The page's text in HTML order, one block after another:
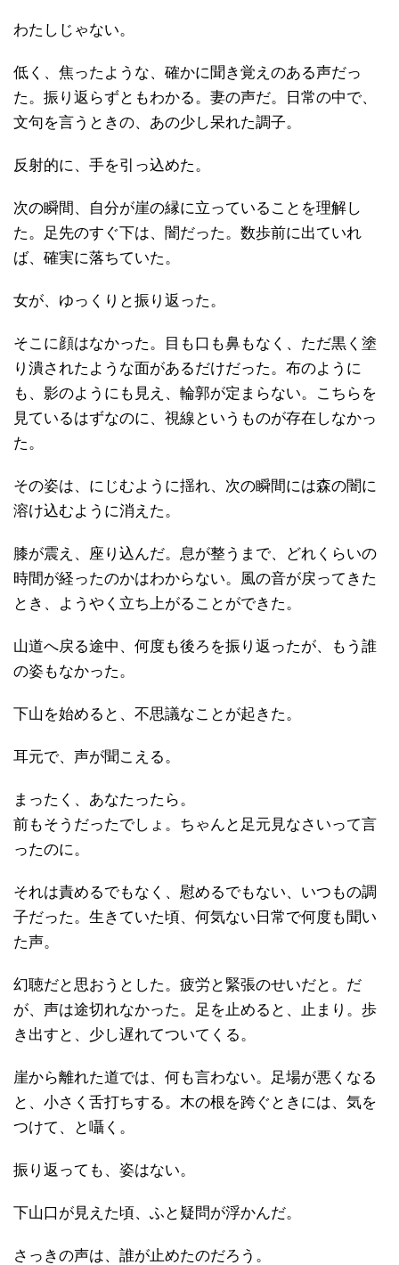
わたしじゃない。
低く、焦ったような、確かに聞き覚えのある声だっ
た。振り返らずともわかる。妻の声だ。日常の中で、
文句を言うときの、あの少し呆れた調子。
反射的に、手を引っ込めた。
次の瞬間、自分が崖の縁に立っていることを理解し
た。足先のすぐ下は、闇だった。数歩前に出ていれ
ば、確実に落ちていた。
女が、ゆっくりと振り返った。
そこに顔はなかった。目も口も鼻もなく、ただ黒く塗
り潰されたような面があるだけだった。布のように
も、影のようにも見え、輪郭が定まらない。こちらを
見ているはずなのに、視線というものが存在しなかっ
た。
その姿は、にじむように揺れ、次の瞬間には森の闇に
溶け込むように消えた。
膝が震え、座り込んだ。息が整うまで、どれくらいの
時間が経ったのかはわからない。風の音が戻ってきた
とき、ようやく立ち上がることができた。
山道へ戻る途中、何度も後ろを振り返ったが、もう誰
の姿もなかった。
下山を始めると、不思議なことが起きた。
耳元で、声が聞こえる。
まったく、あなたったら。
前もそうだったでしょ。ちゃんと足元見なさいって言
ったのに。
それは責めるでもなく、慰めるでもない、いつもの調
子だった。生きていた頃、何気ない日常で何度も聞い
た声。
幻聴だと思おうとした。疲労と緊張のせいだと。だ
が、声は途切れなかった。足を止めると、止まり。歩
き出すと、少し遅れてついてくる。
崖から離れた道では、何も言わない。足場が悪くなる
と、小さく舌打ちする。木の根を跨ぐときには、気を
つけて、と囁く。
振り返っても、姿はない。
下山口が見えた頃、ふと疑問が浮かんだ。
さっきの声は、誰が止めたのだろう。